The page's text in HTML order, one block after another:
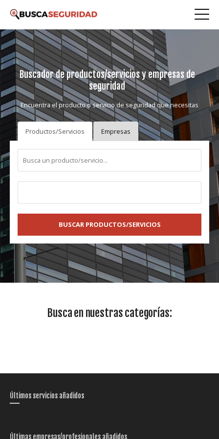
Buscador de productos/servicios y empresas de
seguridad
Encuentra el producto o servicio de seguridad que necesitas
Productos/Servicios Empresas
BUSCAR PRODUCTOS/SERVICIOS
Busca en nuestras categorías:
Últimos servicios añadidos
Últimas empresas/profesionales añadidos